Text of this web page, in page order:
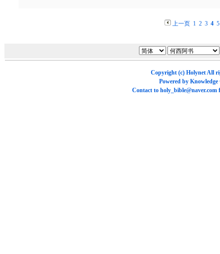
上一页 1 2 3 4 5
Copyright (c) HolynetAll
Powered by Knowledge
Contact to holy_bible@naver.com